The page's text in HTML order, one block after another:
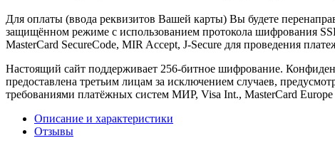
Для оплаты (ввода реквизитов Вашей карты) Вы будете
защищённом режиме с использованием протокола шифрования
MasterCard SecureCode, MIR Accept, J-Secure для проведения
Настоящий сайт поддерживает 256-битное шифрование.
предоставлена третьим лицам за исключением случаев,
требованиями платёжных систем МИР, Visa Int., MasterCard Europe
Описание и характеристики
Отзывы